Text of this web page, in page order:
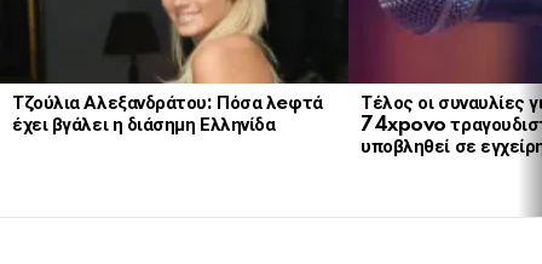
Τζούλια Αλεξανδράτου: Πόσα λeφτά
έχει βγάλει η διάσημη Ελληνίδα
Τέλος οι συναυλίες
74xpovo
υποβληθεί σε